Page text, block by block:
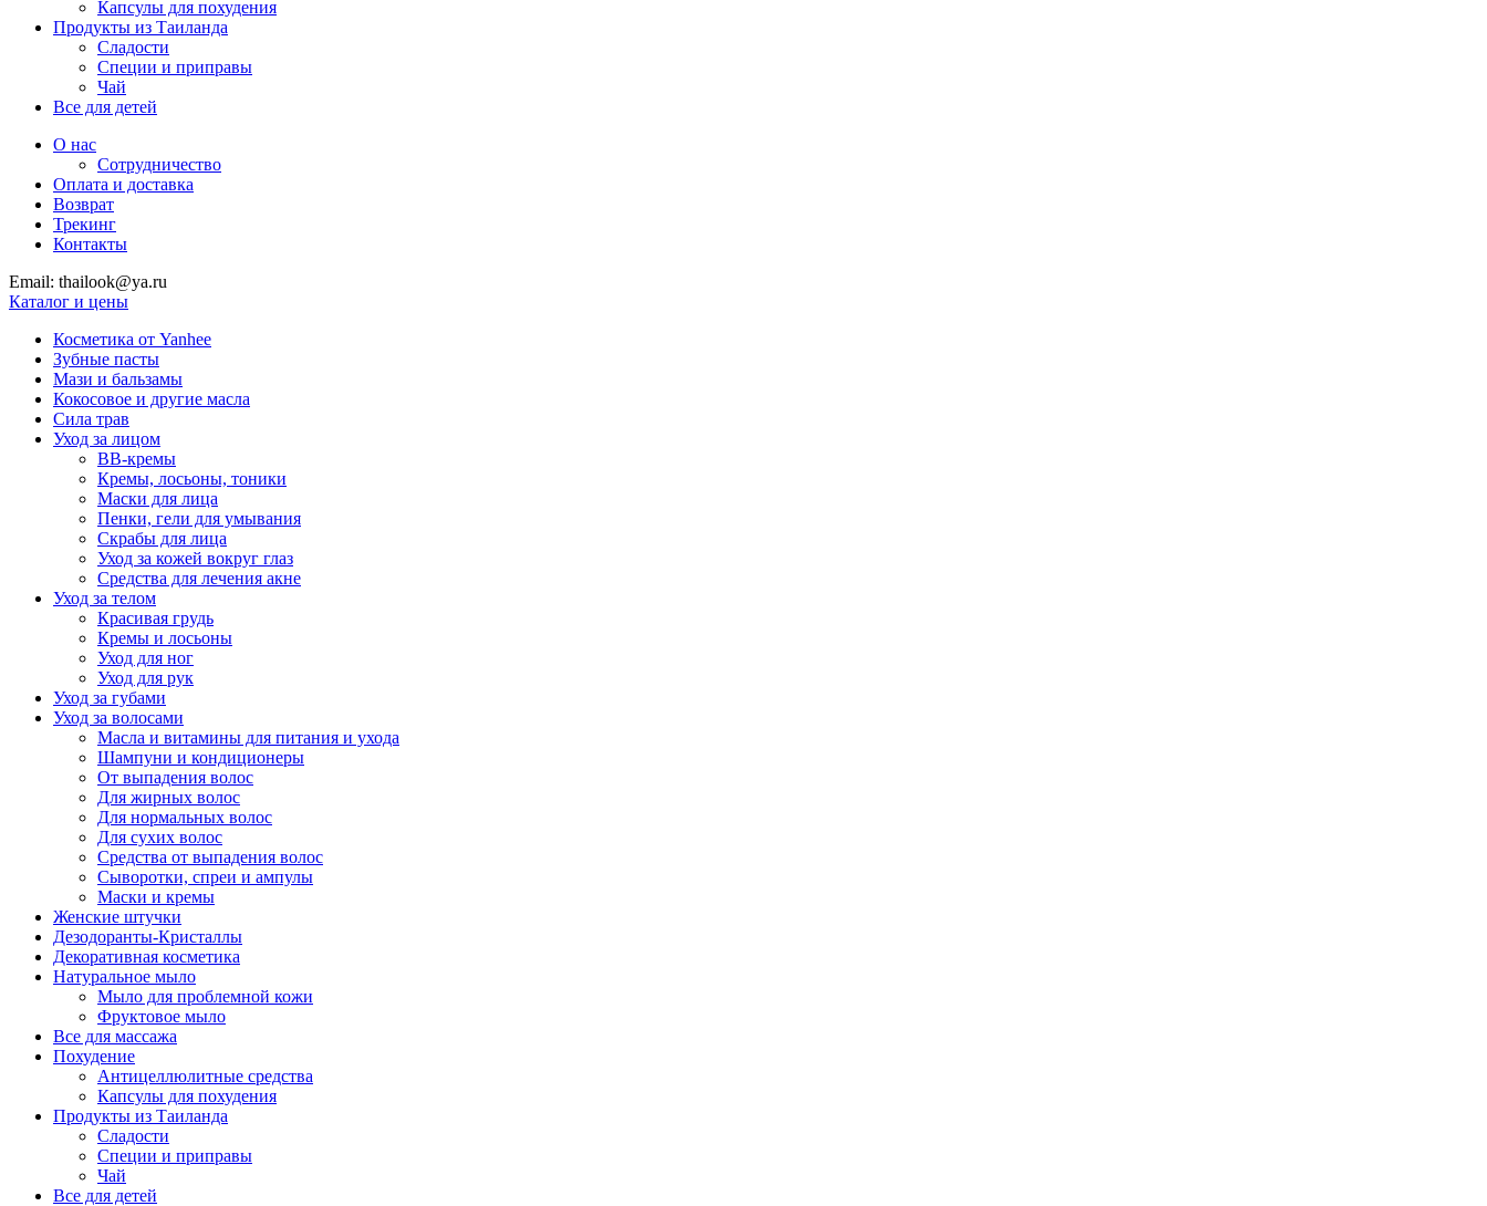
Капсулы для похудения
Продукты из Таиланда
Сладости
Специи и приправы
Чай
Все для детей
О нас
Сотрудничество
Оплата и доставка
Возврат
Трекинг
Контакты
Email: thailook@ya.ru
Каталог и цены
Косметика от Yanhee
Зубные пасты
Мази и бальзамы
Кокосовое и другие масла
Сила трав
Уход за лицом
BB-кремы
Кремы, лосьоны, тоники
Маски для лица
Пенки, гели для умывания
Скрабы для лица
Уход за кожей вокруг глаз
Средства для лечения акне
Уход за телом
Красивая грудь
Кремы и лосьоны
Уход для ног
Уход для рук
Уход за губами
Уход за волосами
Масла и витамины для питания и ухода
Шампуни и кондиционеры
От выпадения волос
Для жирных волос
Для нормальных волос
Для сухих волос
Средства от выпадения волос
Сыворотки, спреи и ампулы
Маски и кремы
Женские штучки
Дезодоранты-Кристаллы
Декоративная косметика
Натуральное мыло
Мыло для проблемной кожи
Фруктовое мыло
Все для массажа
Похудение
Антицеллюлитные средства
Капсулы для похудения
Продукты из Таиланда
Сладости
Специи и приправы
Чай
Все для детей